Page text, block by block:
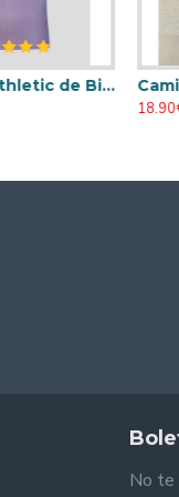
Camiseta Athletic de Bilbao 2024/2025 Alternativo
18.90€
No te